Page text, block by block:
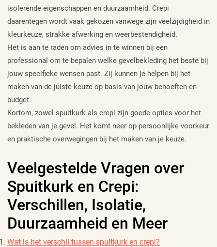
isolerende eigenschappen en duurzaamheid. Crepi
daarentegen wordt vaak gekozen vanwege zijn veelzijdigheid in
kleurkeuze, strakke afwerking en weerbestendigheid.
Het is aan te raden om advies in te winnen bij een
professional om te bepalen welke gevelbekleding het beste bij
jouw specifieke wensen past. Zij kunnen je helpen bij het
maken van de juiste keuze op basis van jouw behoeften en
budget.
Kortom, zowel spuitkurk als crepi zijn goede opties voor het
bekleden van je gevel. Het komt neer op persoonlijke voorkeur
en praktische overwegingen bij het maken van je keuze.
Veelgestelde Vragen over
Spuitkurk en Crepi:
Verschillen, Isolatie,
Duurzaamheid en Meer
Wat is het verschil tussen spuitkurk en crepi?